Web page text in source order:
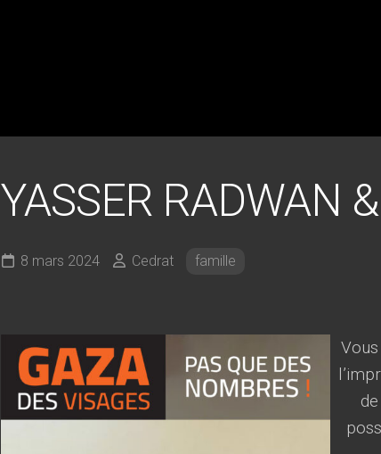
YASSER RADWAN
8 mars 2024 Cedrat famille